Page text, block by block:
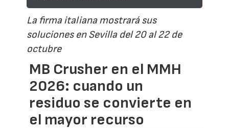
La firma italiana mostrará sus
soluciones en Sevilla del 20 al 22 de
octubre
MB Crusher en el MMH
2026: cuando un
residuo se convierte en
el mayor recurso